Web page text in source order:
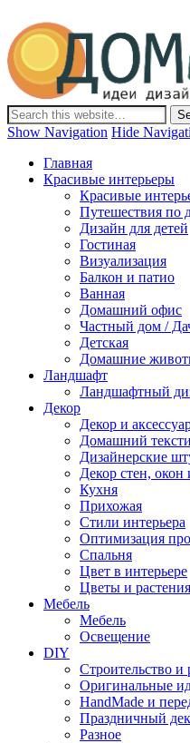
Дом-Цветник
Дизайн интерьера и
Идеи со всего мира.
Show Navigation Hide
Главная
Красивые интерьеры
Красивые
Путешествия по
Дизайн для детей
Гостиная
Визуализация
Балкон и патио
Ванная
Домашний офис
Частный дом /
Детская
Домашние
Ландшафт
Ландшафтный
Декор
Декор и
Домашний
Дизайнерские
Декор стен, окон
Кухня
Прихожая
Стили интерьера
Оптимизация
Спальня
Цвет в интерьере
Цветы и растения
Мебель
Мебель
Освещение
DIY
Строительство и
Оригинальные
HandMade и
Праздничный
Разное